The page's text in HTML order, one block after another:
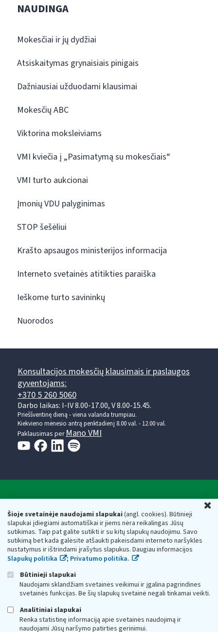
Šioje svetainėje naudojami slapukai(angl. cookies). Būtinieji
slapukai įdiegiami automatiškai ir jiems nėra reikalingas Jūsų
sutikimas. Taip pat galite sutikti ir su kitų slapukų naudojimu. Savo
sutikimą bet kada galėsite atšaukti pakeisdami interneto naršyklės
nustatymus ir ištrindami įrašytus slapukus. Daugiau informacijos
Slapukų politika
; Privatumo politika.
Būtinieji slapukai
Naudojami sklandžiam svetainės veikimui ir įgalina pagrindines
svetainės funkcijas. Be šių slapukų svetainė negali tinkamai veikti.
Analitiniai slapukai
Renka statistinę informaciją apie svetainės naudojimą ir
naudojami Jūsų naršymo patirties gerinimui.
NAUDINGA
Mokesčiai ir jų dydžiai
Atsiskaitymas grynaisiais pinigais
Dažniausiai užduodami klausimai
Mokesčių ABC
Viktorina moksleiviams
VMI kviečia į „Pasimatymą su mokesčiais“
VMI turto aukcionai
Įmonių VDU palyginimas
STOP šešėliui
Krašto apsaugos ministerijos informacija
Interneto svetainės atitikties paraiška
Ieškome turto savininkų
Nuorodos
Konsultacijos mokesčių klausimais ir paslaugos
gyventojams:
+370 5 260 5060
Darbo laikas: I-IV 8.00-17.00, V 8.00-15.45.
Prieššventinę dieną - viena valanda trumpiau.
Kiekvieno mėnesio antrą penktadienį 8.00 val. - 12.00 val.
Paklausimas per Mano VMI
Respublikos finansų ministerijos
Biudžetinė įstaiga. Juridinio asmens kodas — 188659752,
adresas: Vasario 16-osios g. 14, 01107 Vilnius, Lietuva, el.paštas:
vmi@vmi.lt, E. pristatymo dėžutės adresas 188659752
Duomenys apie Valstybinę mokesčių inspekciją prie Lietuvos
Respublikos finansų ministerijos kaupiami ir saugomi Juridinių